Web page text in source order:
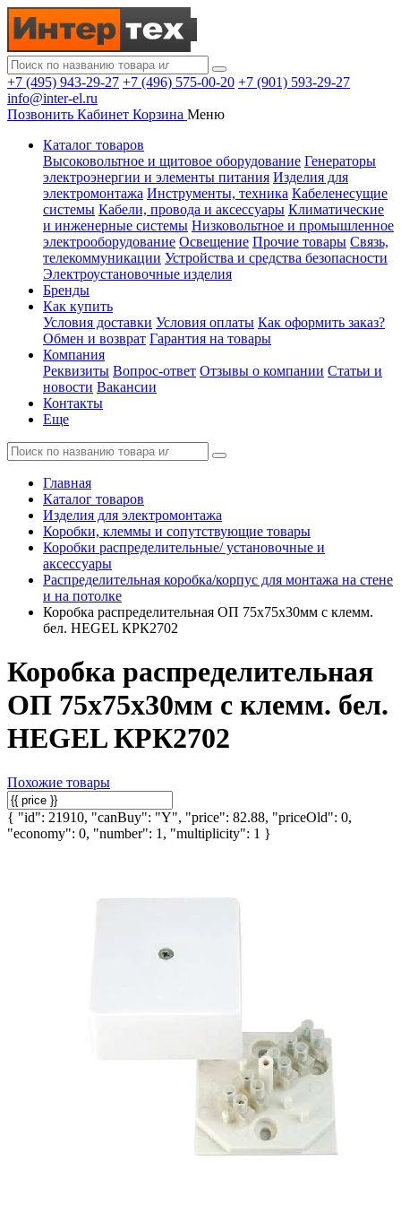
+7 (495) 943-29-27 +7 (496) 575-00-20 +7 (901) 593-29-27
info@inter-el.ru
Позвонить Кабинет Корзина Меню
Каталог товаров
Высоковольтное и щитовое оборудование Генераторы
электроэнергии и элементы питания Изделия для
электромонтажа Инструменты, техника Кабеленесущие
системы Кабели, провода и аксессуары Климатические
и инженерные системы Низковольтное и промышленное
электрооборудование Освещение Прочие товары Связь,
телекоммуникации Устройства и средства безопасности
Электроустановочные изделия
Бренды
Как купить
Условия доставки Условия оплаты Как оформить заказ?
Обмен и возврат Гарантия на товары
Компания
Реквизиты Вопрос-ответ Отзывы о компании Статьи и
новости Вакансии
Контакты
Еще
Главная
Каталог товаров
Изделия для электромонтажа
Коробки, клеммы и сопутствующие товары
Коробки распределительные/ установочные и
аксессуары
Распределительная коробка/корпус для монтажа на стене
и на потолке
Коробка распределительная ОП 75х75х30мм с клемм.
бел. HEGEL КРК2702
Коробка распределительная
ОП 75х75х30мм с клемм. бел.
HEGEL КРК2702
Похожие товары
{ "id": 21910, "canBuy": "Y", "price": 82.88, "priceOld": 0,
"economy": 0, "number": 1, "multiplicity": 1 }